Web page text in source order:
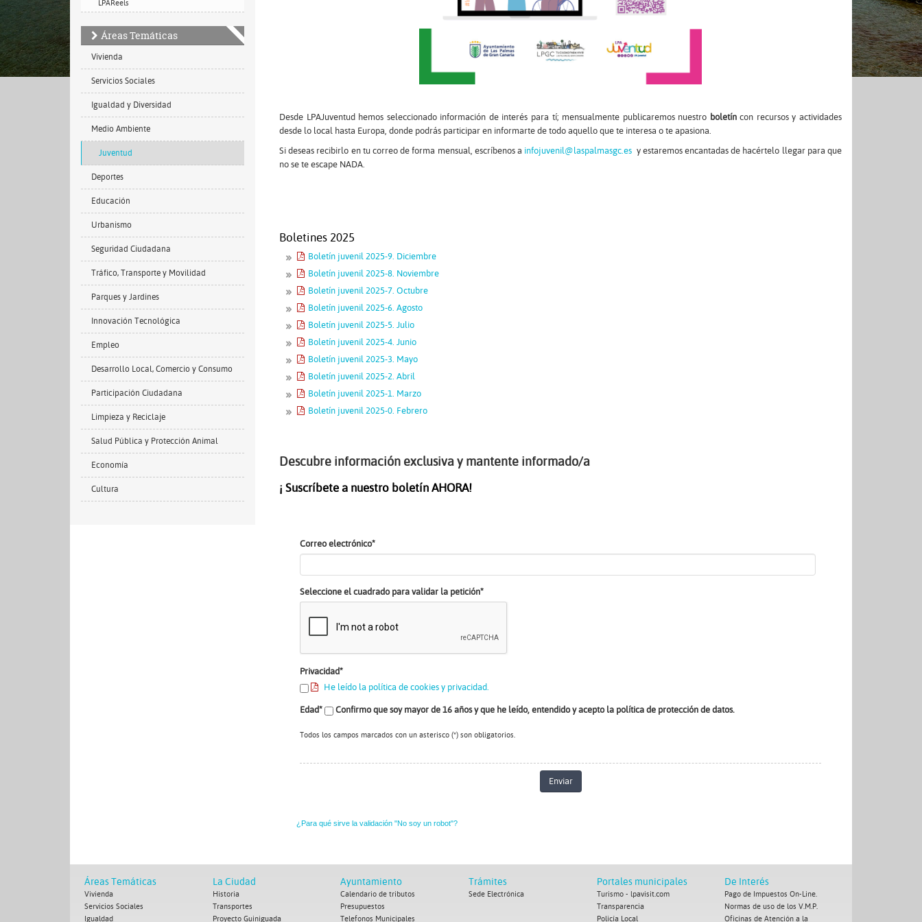
LPAReels
Áreas Temáticas
Vivienda
Servicios Sociales
Igualdad y Diversidad
Medio Ambiente
Juventud
Deportes
Educación
Urbanismo
Seguridad Ciudadana
Tráfico, Transporte y Movilidad
Parques y Jardines
Innovación Tecnológica
Empleo
Desarrollo Local, Comercio y Consumo
Participación Ciudadana
Limpieza y Reciclaje
Salud Pública y Protección Animal
Economía
Cultura
Desde LPAJuventud hemos seleccionado información de interés para tí; mensualmente publicaremos nuestro boletíncon recursos y actividades
desde lo local hasta Europa, donde podrás participar en informarte de todo aquello que te interesa o te apasiona.
Si deseas recibirlo en tu correo de forma mensual, escríbenos a infojuvenil@laspalmasgc.es y estaremos encantadas de hacértelo llegar para que
no se te escape NADA.
Boletines 2025
Boletín juvenil 2025-9. Diciembre
Boletín juvenil 2025-8. Noviembre
Boletín juvenil 2025-7. Octubre
Boletín juvenil 2025-6. Agosto
Boletín juvenil 2025-5. Julio
Boletín juvenil 2025-4. Junio
Boletín juvenil 2025-3. Mayo
Boletín juvenil 2025-2. Abril
Boletín juvenil 2025-1. Marzo
Boletín juvenil 2025-0. Febrero
Descubre información exclusiva y mantente informado/a
¡ Suscríbete a nuestro boletín AHORA!
Correo electrónico*
Seleccione el cuadrado para validar la petición*
Privacidad*
He leído la política de cookies y privacidad.
Edad* Confirmo que soy mayor de 16 años y que he leído, entendido y acepto la política de protección de datos.
Todos los campos marcados con un asterisco (*) son obligatorios.
Enviar
¿Para qué sirve la validación "No soy un robot"?
Áreas Temáticas
Vivienda
Servicios Sociales
Igualdad
La Ciudad
Historia
Transportes
Proyecto Guiniguada
Ayuntamiento
Calendario de tributos
Presupuestos
Telefonos Municipales
Trámites
Sede Electrónica
Portales municipales
Turismo - lpavisit.com
Transparencia
Policía Local
De Interés
Pago de Impuestos On-Line.
Normas de uso de los V.M.P.
Oficinas de Atención a la